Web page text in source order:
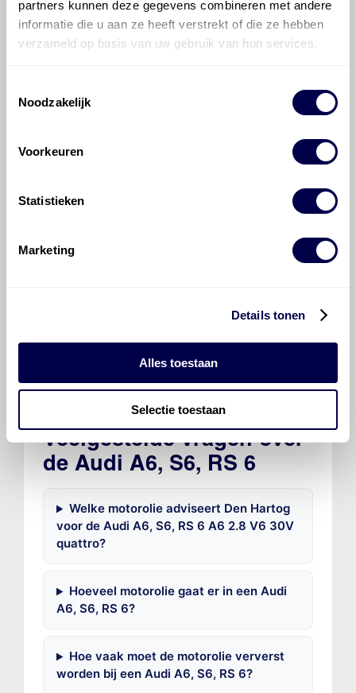
partners kunnen deze gegevens combineren met andere
informatie die u aan ze heeft verstrekt of die ze hebben
verzameld op basis van uw gebruik van hun services.
Noodzakelijk
Voorkeuren
Statistieken
Marketing
Details tonen
Alles toestaan
Selectie toestaan
700 ATF 5005
Ververs elke 30000 km
Verdeelbak, van automatisch
Veelgestelde vragen over
de Audi A6, S6, RS 6
Welke motorolie adviseert Den Hartog
voor de Audi A6, S6, RS 6 A6 2.8 V6 30V
quattro?
Hoeveel motorolie gaat er in een Audi
A6, S6, RS 6?
Hoe vaak moet de motorolie ververst
worden bij een Audi A6, S6, RS 6?